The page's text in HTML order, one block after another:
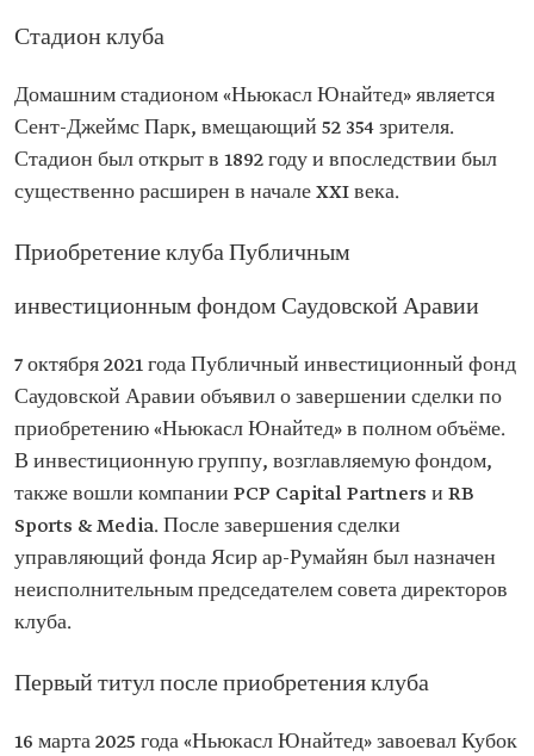
Стадион клуба
Домашним стадионом «Ньюкасл Юнайтед» является
Сент-Джеймс Парк, вмещающий 52 354 зрителя.
Стадион был открыт в 1892 году и впоследствии был
существенно расширен в начале XXI века.
Приобретение клуба Публичным
инвестиционным фондом Саудовской Аравии
7 октября 2021 года Публичный инвестиционный фонд
Саудовской Аравии объявил о завершении сделки по
приобретению «Ньюкасл Юнайтед» в полном объёме.
В инвестиционную группу, возглавляемую фондом,
также вошли компании PCP Capital Partners и RB
Sports & Media. После завершения сделки
управляющий фонда Ясир ар-Румайян был назначен
неисполнительным председателем совета директоров
клуба.
Первый титул после приобретения клуба
16 марта 2025 года «Ньюкасл Юнайтед» завоевал Кубок